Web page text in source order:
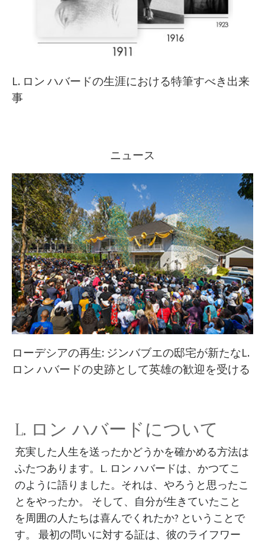
L. ロン ハバードの生涯における特筆すべき出来
事
ニュース
ローデシアの再生: ジンバブエの邸宅が新たなL.
ロン ハバードの史跡として英雄の歓迎を受ける
L. ロン ハバードについて
充実した人生を送ったかどうかを確かめる方法は
ふたつあります。L. ロン ハバードは、かつてこ
のように語りました。それは、やろうと思ったこ
とをやったか。 そして、自分が生きていたこと
を周囲の人たちは喜んでくれたか? ということで
す。 最初の問いに対する証は、彼のライフワー